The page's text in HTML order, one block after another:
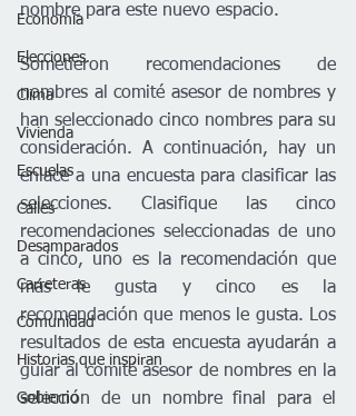
Economía
Elecciones
Clima
Vivienda
Escuelas
Calles
Desamparados
Carreteras
Comunidad
Historias que inspiran
Gobierno
nombre para este nuevo espacio.
Sometieron recomendaciones de
nombres al comité asesor de nombres y
han seleccionado cinco nombres para su
consideración. A continuación, hay un
enlace a una encuesta para clasificar las
selecciones. Clasifique las cinco
recomendaciones seleccionadas de uno
a cinco, uno es la recomendación que
más le gusta y cinco es la
recomendación que menos le gusta. Los
resultados de esta encuesta ayudarán a
guiar al comité asesor de nombres en la
selección de un nombre final para el